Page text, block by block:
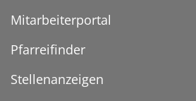
Mitarbeiterportal
Pfarreifinder
Stellenanzeigen